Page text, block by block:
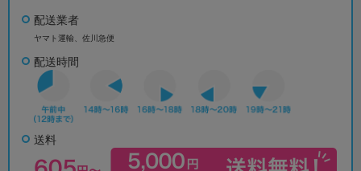
配送業者
ヤマト運輸、佐川急便
配送時間
送料